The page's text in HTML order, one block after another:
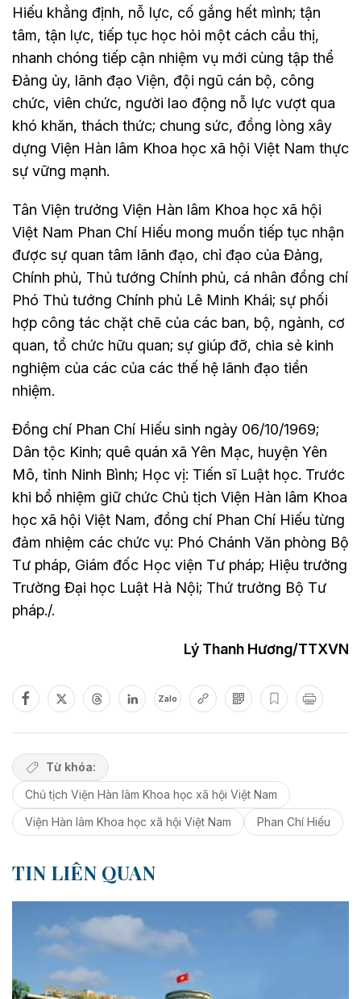
Hiếu khẳng định, nỗ lực, cố gắng hết mình; tận
tâm, tận lực, tiếp tục học hỏi một cách cầu thị,
nhanh chóng tiếp cận nhiệm vụ mới cùng tập thể
Đảng ủy, lãnh đạo Viện, đội ngũ cán bộ, công
chức, viên chức, người lao động nỗ lực vượt qua
khó khăn, thách thức; chung sức, đồng lòng xây
dựng Viện Hàn lâm Khoa học xã hội Việt Nam thực
sự vững mạnh.
Tân Viện trưởng Viện Hàn lâm Khoa học xã hội
Việt Nam Phan Chí Hiếu mong muốn tiếp tục nhận
được sự quan tâm lãnh đạo, chỉ đạo của Đảng,
Chính phủ, Thủ tướng Chính phủ, cá nhân đồng chí
Phó Thủ tướng Chính phủ Lê Minh Khái; sự phối
hợp công tác chặt chẽ của các ban, bộ, ngành, cơ
quan, tổ chức hữu quan; sự giúp đỡ, chia sẻ kinh
nghiệm của các của các thế hệ lãnh đạo tiền
nhiệm.
Đồng chí Phan Chí Hiếu sinh ngày 06/10/1969;
Dân tộc Kinh; quê quán xã Yên Mạc, huyện Yên
Mô, tỉnh Ninh Bình; Học vị: Tiến sĩ Luật học. Trước
khi bổ nhiệm giữ chức Chủ tịch Viện Hàn lâm Khoa
học xã hội Việt Nam, đồng chí Phan Chí Hiếu từng
đảm nhiệm các chức vụ: Phó Chánh Văn phòng Bộ
Tư pháp, Giám đốc Học viện Tư pháp; Hiệu trưởng
Trường Đại học Luật Hà Nội; Thứ trưởng Bộ Tư
pháp./.
Lý Thanh Hương/TTXVN
Zalo
Từ khóa:
Chủ tịch Viện Hàn lâm Khoa học xã hội Việt Nam
Viện Hàn lâm Khoa học xã hội Việt Nam
Phan Chí Hiếu
TIN LIÊN QUAN